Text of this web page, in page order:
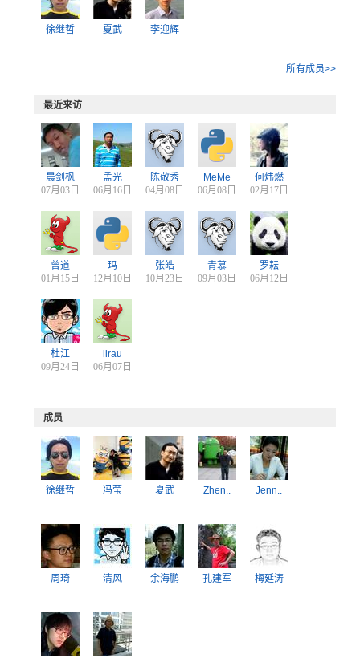
徐继哲 夏武 李迎辉
所有成员>>
最近来访
晨剑枫
07月03日
孟光
06月16日
陈敬秀
04月08日
MeMe
06月08日
何炜燃
02月17日
曾道
01月15日
玛
12月10日
张皓
10月23日
青慕
09月03日
罗耘
06月12日
杜江
09月24日
lirau
06月07日
成员
徐继哲 冯莹 夏武 Zhen.. Jenn..
周琦 清风 余海鹏 孔建军 梅延涛